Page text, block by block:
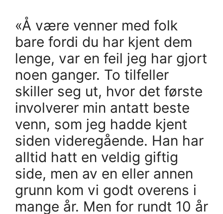
«Å være venner med folk
bare fordi du har kjent dem
lenge, var en feil jeg har gjort
noen ganger. To tilfeller
skiller seg ut, hvor det første
involverer min antatt beste
venn, som jeg hadde kjent
siden videregående. Han har
alltid hatt en veldig giftig
side, men av en eller annen
grunn kom vi godt overens i
mange år. Men for rundt 10 år